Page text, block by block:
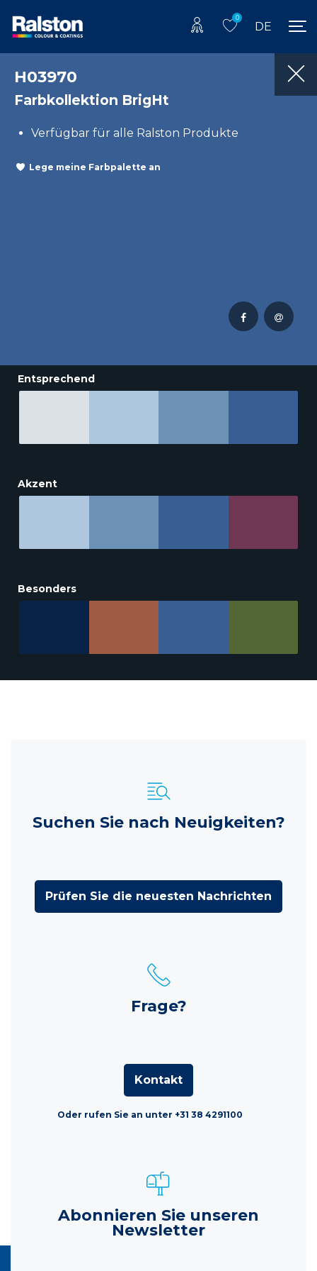
0
DE
H03970
Farbkollektion BrigHt
Verfügbar für alle Ralston Produkte
Lege meine Farbpalette an
Entsprechend
Akzent
Besonders
Suchen Sie nach Neuigkeiten?
Prüfen Sie die neuesten Nachrichten
Frage?
Kontakt
Oder rufen Sie an unter +31 38 4291100
Abonnieren Sie unseren
Newsletter